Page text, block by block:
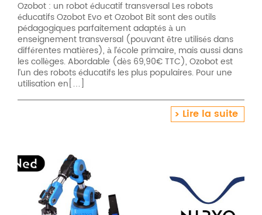
Ozobot : un robot éducatif transversal Les robots
éducatifs Ozobot Evo et Ozobot Bit sont des outils
pédagogiques parfaitement adaptés à un
enseignement transversal (pouvant être utilisés dans
différentes matières), à l’école primaire, mais aussi dans
les collèges. Abordable (dès 69,90€ TTC), Ozobot est
l’un des robots éducatifs les plus populaires. Pour une
utilisation en[…]
Lire la suite